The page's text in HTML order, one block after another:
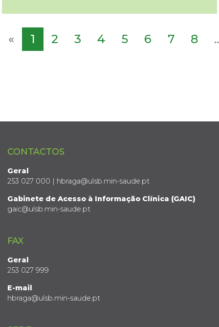
« 1 2 3 4 5 6 7 8
CONTACTOS
Geral
253 027 000 | hbraga@ulsb.min-saude.pt
Gabinete de Acesso à Informação Clínica (GAIC)
gaic@ulsb.min-saude.pt
FAX
Geral
253 027 999
E-mail
hbraga@ulsb.min-saude.pt